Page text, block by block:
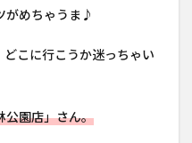
がめちゃうま♪
こに行こうか迷っちゃい
園店」さん。